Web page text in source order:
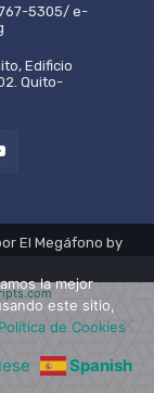
5305/ e-
Edificio
Quito-
El Megáfono by
Spanish
la mejor
este sitio,
Política de Cookies